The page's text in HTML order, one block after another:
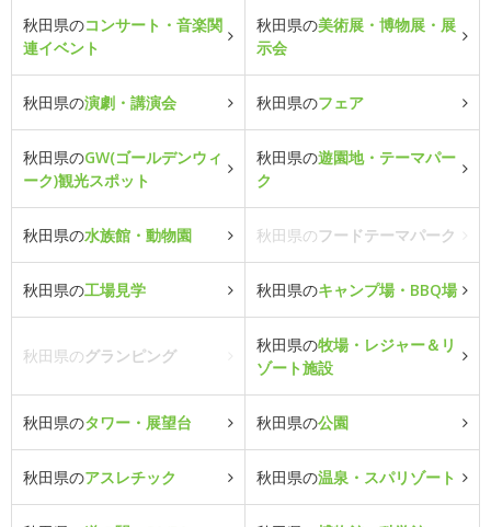
秋田県のコンサート・音楽関
連イベント
秋田県の美術展・博物展・展
示会
秋田県の演劇・講演会 秋田県のフェア
秋田県のGW(ゴールデンウィ
ーク)観光スポット
秋田県の遊園地・テーマパー
ク
秋田県の水族館・動物園 秋田県のフードテーマパーク
秋田県の工場見学 秋田県のキャンプ場・BBQ場
秋田県のグランピング
秋田県の牧場・レジャー＆リ
ゾート施設
秋田県のタワー・展望台 秋田県の公園
秋田県のアスレチック 秋田県の温泉・スパリゾート